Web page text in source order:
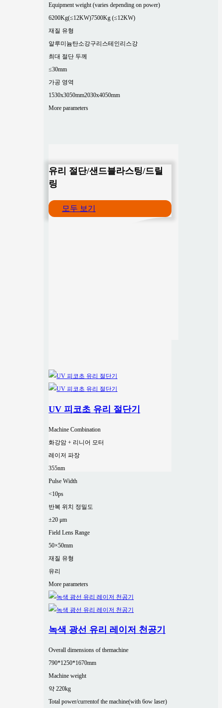
Equipment weight (varies depending on power)
6200Kg(≤12KW)7500Kg (≤12KW)
재질 유형
알루미늄탄소강구리스테인리스강
최대 절단 두께
≤30mm
가공 영역
1530x3050mm2030x4050mm
More parameters
유리 절단/샌드블라스팅/드릴
링
모두 보기
UV 피코초 유리 절단기
Machine Combination
화강암 + 리니어 모터
레이저 파장
355nm
Pulse Width
<10ps
반복 위치 정밀도
±20 μm
Field Lens Range
50×50mm
재질 유형
유리
More parameters
녹색 광선 유리 레이저 천공기
Overall dimensions of themachine
790*1250*1670mm
Machine weight
약 220kg
Total power/currentof the machine(with 6ow laser)